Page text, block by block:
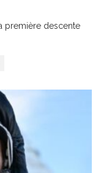
première descente